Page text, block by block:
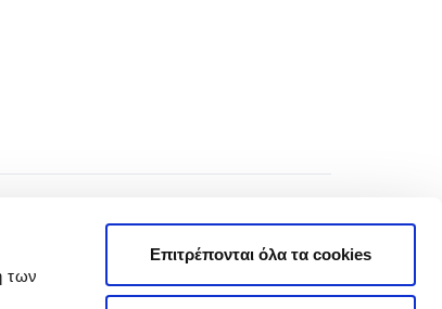
των
Επιτρέπονται όλα τα cookies